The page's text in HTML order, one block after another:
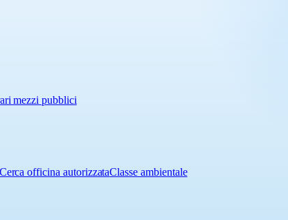
mezzi pubblici
officina autorizzataClasse ambientale